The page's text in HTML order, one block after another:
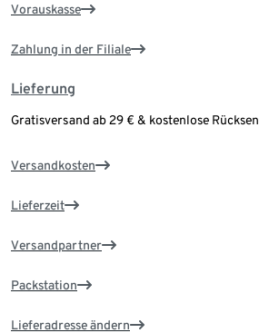
Vorauskasse
Zahlung in der Filiale
Lieferung
Gratisversand ab 29 € & kostenlose
Versandkosten
Lieferzeit
Versandpartner
Packstation
Lieferadresse ändern